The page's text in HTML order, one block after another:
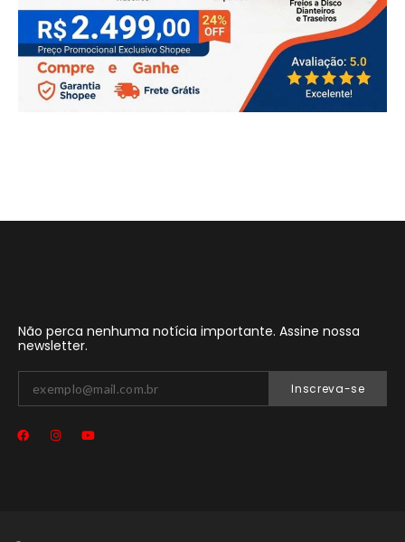
Não perca nenhuma notícia importante. Assine nossa
newsletter.
Inscreva-se